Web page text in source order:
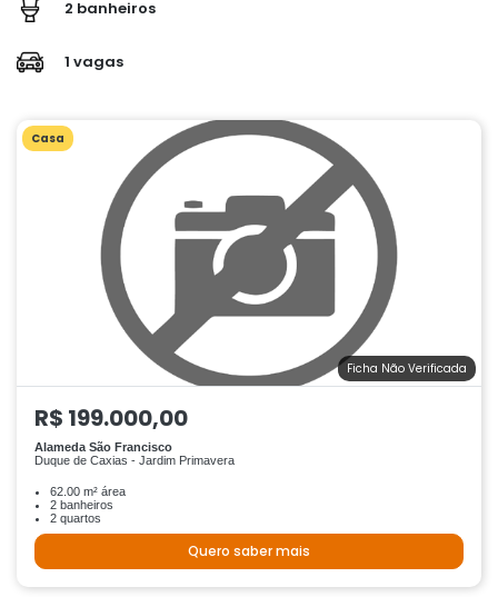
2 banheiros
1 vagas
Casa
Ficha Não Verificada
R$ 199.000,00
Alameda São Francisco
Duque de Caxias - Jardim Primavera
62.00 m² área
2 banheiros
2 quartos
Quero saber mais